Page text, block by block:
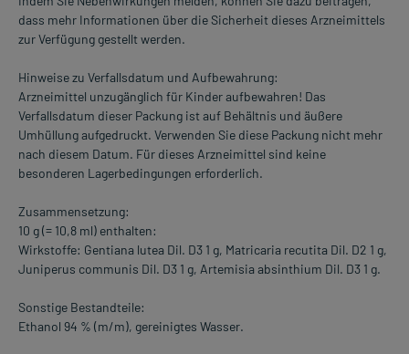
dass mehr Informationen über die Sicherheit dieses Arzneimittels
zur Verfügung gestellt werden.
Hinweise zu Verfallsdatum und Aufbewahrung:
Arzneimittel unzugänglich für Kinder aufbewahren! Das
Verfallsdatum dieser Packung ist auf Behältnis und äußere
Umhüllung aufgedruckt. Verwenden Sie diese Packung nicht mehr
nach diesem Datum. Für dieses Arzneimittel sind keine
besonderen Lagerbedingungen erforderlich.
Zusammensetzung:
10 g (= 10,8 ml) enthalten:
Wirkstoffe: Gentiana lutea Dil. D3 1 g, Matricaria recutita Dil. D2 1 g,
Juniperus communis Dil. D3 1 g, Artemisia absinthium Dil. D3 1 g.
Sonstige Bestandteile:
Ethanol 94 % (m/m), gereinigtes Wasser.